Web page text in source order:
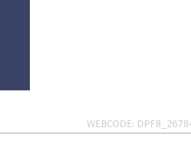
WEBCODE